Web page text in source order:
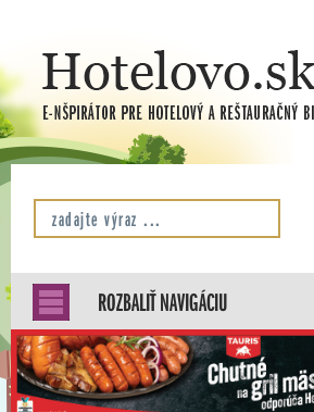
ROZBALIŤ NAVIGÁCIU